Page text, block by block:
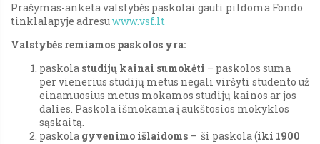
Prašymas-anketa valstybės paskolai gauti pildoma Fondo
tinklalapyje adresuwww.vsf.lt
Valstybės remiamos paskolos yra:
paskola studijų kainai sumokėti – paskolos suma
per vienerius studijų metus negali viršyti studento už
einamuosius metus mokamos studijų kainos ar jos
dalies. Paskola išmokama į aukštosios mokyklos
sąskaitą.
paskola gyvenimo išlaidoms – ši paskola (iki 1900